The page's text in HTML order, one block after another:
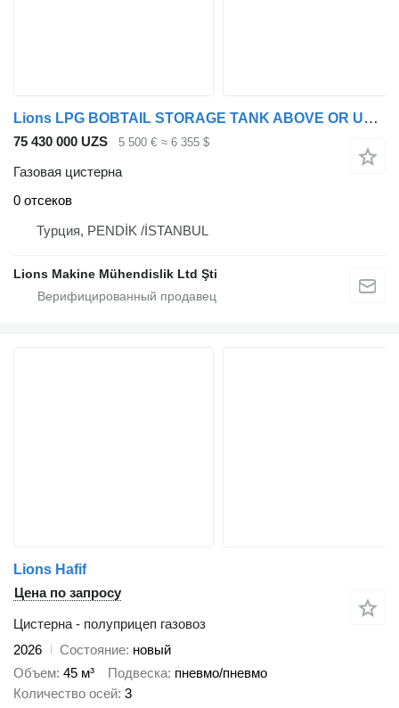
Lions LPG BOBTAIL STORAGE TANK ABOVE OR UNDER GROUND
75 430 000 UZS 5 500 € ≈ 6 355 $
Газовая цистерна
0 отсеков
Турция, PENDİK /İSTANBUL
Lions Makine Mühendislik Ltd Şti
Lions Hafif
Цена по запросу
Цистерна - полуприцеп газовоз
2026
Состояние новый
Объем 45 м³ Подвеска пневмо/пневмо
Количество осей 3